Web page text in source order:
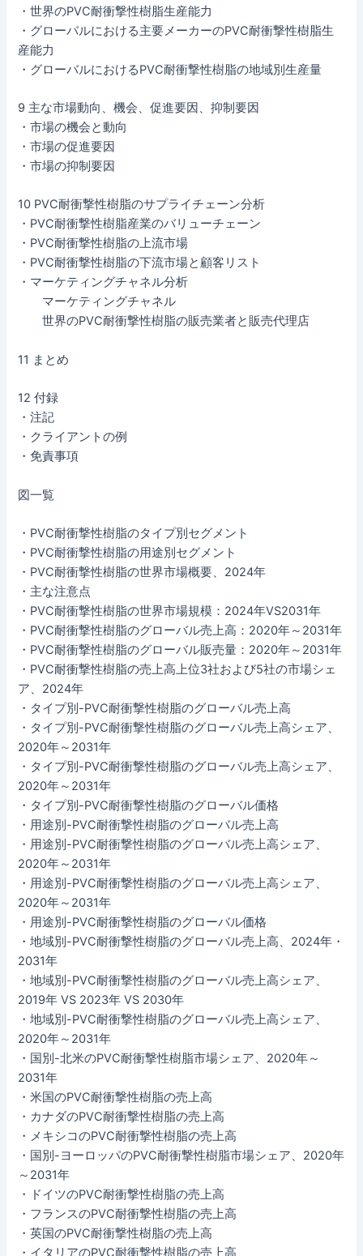
・世界のPVC耐衝撃性樹脂生産能力
・グローバルにおける主要メーカーのPVC耐衝撃性樹脂生
産能力
・グローバルにおけるPVC耐衝撃性樹脂の地域別生産量
9 主な市場動向、機会、促進要因、抑制要因
・市場の機会と動向
・市場の促進要因
・市場の抑制要因
10 PVC耐衝撃性樹脂のサプライチェーン分析
・PVC耐衝撃性樹脂産業のバリューチェーン
・PVC耐衝撃性樹脂の上流市場
・PVC耐衝撃性樹脂の下流市場と顧客リスト
・マーケティングチャネル分析
マーケティングチャネル
世界のPVC耐衝撃性樹脂の販売業者と販売代理店
11 まとめ
12 付録
・注記
・クライアントの例
・免責事項
図一覧
・PVC耐衝撃性樹脂のタイプ別セグメント
・PVC耐衝撃性樹脂の用途別セグメント
・PVC耐衝撃性樹脂の世界市場概要、2024年
・主な注意点
・PVC耐衝撃性樹脂の世界市場規模：2024年VS2031年
・PVC耐衝撃性樹脂のグローバル売上高：2020年～2031年
・PVC耐衝撃性樹脂のグローバル販売量：2020年～2031年
・PVC耐衝撃性樹脂の売上高上位3社および5社の市場シェ
ア、2024年
・タイプ別-PVC耐衝撃性樹脂のグローバル売上高
・タイプ別-PVC耐衝撃性樹脂のグローバル売上高シェア、
2020年～2031年
・タイプ別-PVC耐衝撃性樹脂のグローバル売上高シェア、
2020年～2031年
・タイプ別-PVC耐衝撃性樹脂のグローバル価格
・用途別-PVC耐衝撃性樹脂のグローバル売上高
・用途別-PVC耐衝撃性樹脂のグローバル売上高シェア、
2020年～2031年
・用途別-PVC耐衝撃性樹脂のグローバル売上高シェア、
2020年～2031年
・用途別-PVC耐衝撃性樹脂のグローバル価格
・地域別-PVC耐衝撃性樹脂のグローバル売上高、2024年・
2031年
・地域別-PVC耐衝撃性樹脂のグローバル売上高シェア、
2019年 VS 2023年 VS 2030年
・地域別-PVC耐衝撃性樹脂のグローバル売上高シェア、
2020年～2031年
・国別-北米のPVC耐衝撃性樹脂市場シェア、2020年～
2031年
・米国のPVC耐衝撃性樹脂の売上高
・カナダのPVC耐衝撃性樹脂の売上高
・メキシコのPVC耐衝撃性樹脂の売上高
・国別-ヨーロッパのPVC耐衝撃性樹脂市場シェア、2020年
～2031年
・ドイツのPVC耐衝撃性樹脂の売上高
・フランスのPVC耐衝撃性樹脂の売上高
・英国のPVC耐衝撃性樹脂の売上高
・イタリアのPVC耐衝撃性樹脂の売上高